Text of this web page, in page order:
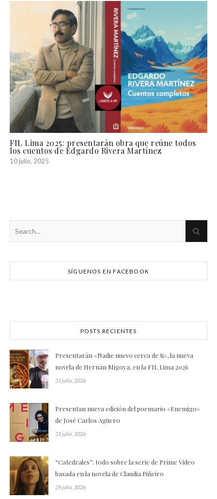
FIL Lima 2025: presentarán obra que reúne todos
los cuentos de Edgardo Rivera Martínez
10 julio, 2025
SÍGUENOS EN FACEBOOK
POSTS RECIENTES
Presentarán «Nadie nuevo cerca de ti», la nueva
novela de Hernán Migoya, en la FIL Lima 2026
31 julio, 2026
Presentan nueva edición del poemario «Enemigo»
de José Carlos Agüero
31 julio, 2026
“Catedrales”: todo sobre la serie de Prime Video
basada en la novela de Claudia Piñeiro
29 julio, 2026